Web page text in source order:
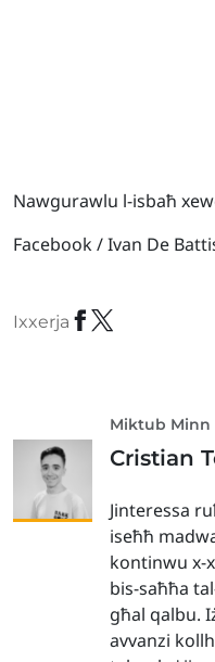
Nawgurawlu l-isbaħ
Facebook / Ivan De
Ixxerja
Miktub Minn
Cristian
Jinteressa
iseħħ
kontinwu x-
bis-saħħa
għal qalbu.
avvanzi